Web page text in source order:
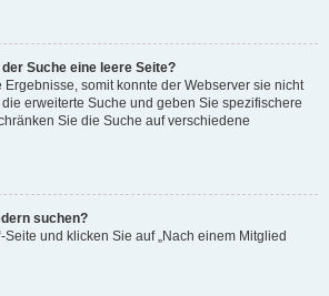
Suche eine leere Seite?
Ergebnisse, somit konnte der Webserver sie nicht
erweiterte Suche und geben Sie spezifischere
Sie die Suche auf verschiedene
suchen?
Seite und klicken Sie auf „Nach einem Mitglied